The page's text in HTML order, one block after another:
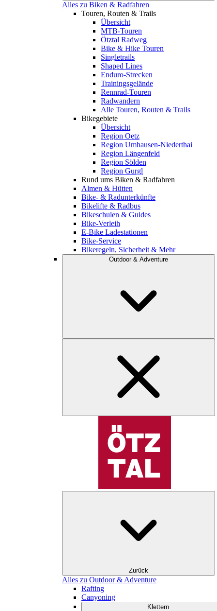
Alles zu Biken & Radfahren
Touren, Routen & Trails
Übersicht
MTB-Touren
Ötztal Radweg
Bike & Hike Touren
Singletrails
Shaped Lines
Enduro-Strecken
Trainingsgelände
Rennrad-Touren
Radwandern
Alle Touren, Routen & Trails
Bikegebiete
Übersicht
Region Oetz
Region Umhausen-Niederthai
Region Längenfeld
Region Sölden
Region Gurgl
Rund ums Biken & Radfahren
Almen & Hütten
Bike- & Radunterkünfte
Bikelifte & Radbus
Bikeschulen & Guides
Bike-Verleih
E-Bike Ladestationen
Bike-Service
Bikeregeln, Sicherheit & Mehr
Outdoor & Adventure
Zurück
Alles zu Outdoor & Adventure
Rafting
Canyoning
Klettern